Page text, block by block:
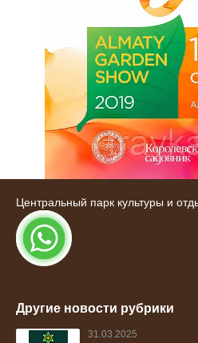
Центральный парк культуры и
Другие новости рубрики
31.03.2025